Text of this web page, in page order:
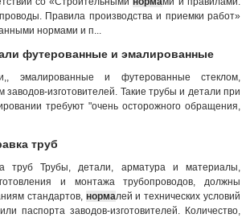
Правила производства и приемки работ»
нормами и п...
футерованные и эмалированные
эмалированные и футерованные стеклом,
заводов-изготовителей. Такие трубы и детали при
требуют "очень осторожного обращения,
труб
труб Трубы, детали, арматура и материалы,
и монтажа трубопроводов, должны
стандартов, нормалей и технических условий
паспорта заводов-изготовителей. Количество,